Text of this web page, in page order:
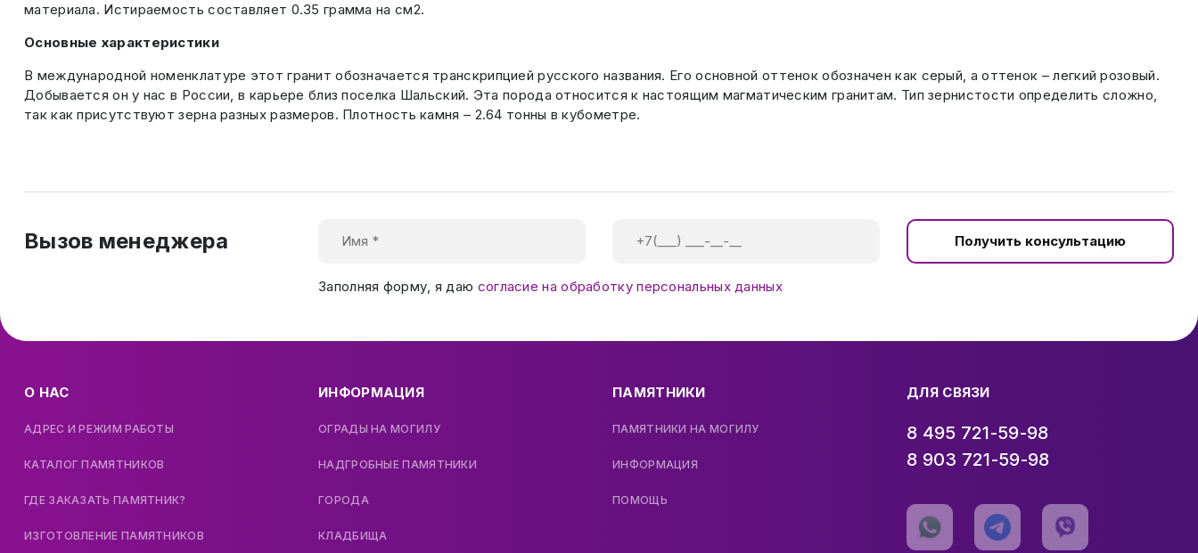
материала. Истираемость составляет 0.35 грамма на см2.
Основные характеристики
В международной номенклатуре этот гранит обозначается транскрипцией русского названия. Его основной оттенок обозначен как серый, а оттенок – легкий розовый.
Добывается он у нас в России, в карьере близ поселка Шальский. Эта порода относится к настоящим магматическим гранитам. Тип зернистости определить сложно,
так как присутствуют зерна разных размеров. Плотность камня – 2.64 тонны в кубометре.
Вызов менеджера Получить консультацию
Заполняя форму, я даю согласие на обработку персональных данных
О НАС
АДРЕС И РЕЖИМ РАБОТЫ
КАТАЛОГ ПАМЯТНИКОВ
ГДЕ ЗАКАЗАТЬ ПАМЯТНИК?
ИЗГОТОВЛЕНИЕ ПАМЯТНИКОВ
ИНФОРМАЦИЯ
ОГРАДЫ НА МОГИЛУ
НАДГРОБНЫЕ ПАМЯТНИКИ
ГОРОДА
КЛАДБИЩА
ПАМЯТНИКИ
ПАМЯТНИКИ НА МОГИЛУ
ИНФОРМАЦИЯ
ПОМОЩЬ
ДЛЯ СВЯЗИ
8 495 721-59-98
8 903 721-59-98